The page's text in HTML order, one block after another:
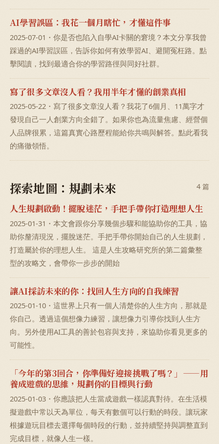
AI學習誤區：我花一個月瞎忙，才懂這件事
2025-07-01・你是否也陷入自學AI卡關的窘境？本文分享我曾
踩過的AI學習誤區，告訴你如何有效學習AI、避開冤枉路。點
擊閱讀，找到最適合你的學習路徑與同好社群。
寫了很多文章沒人看？我用半年才懂的創業真相
2025-05-22・寫了很多文章沒人看？我花了6個月、11萬字才
發現自己一人創業方向全錯了。如果你也為流量焦慮、經營個
人品牌很累，這篇真實心路歷程能給你共鳴與解答。點此看我
的痛徹領悟。
探索地圖：規劃未來 4 篇
人生規劃啟動！擺脫迷茫，手把手帶你打造理想人生
2025-01-31・本文會跟你分享幾個步驟和能協助你的工具，協
助你釐清現況，擺脫迷茫。手把手帶你開始自己的人生規劃，
打造屬於你的理想人生。 這是人生攻略研究所的第二篇彙整
型的攻略文，會帶你一步步的開始
讓AI採訪未來的你：找回人生方向的自我練習
2025-01-10・這世界上只有一個人清楚你的人生方向，那就是
你自己。透過這個想像力練習，讓想像力引導你找到人生方
向。另外使用AI工具的善於包容與支持，來協助你看見更多的
可能性。
「今年的第3回合，你準備好迎接挑戰了嗎？」——用
養成遊戲的思維，規劃你的目標與行動
2025-01-03・你應該把人生當成遊戲一樣認真對待。在生活模
擬遊戲中常以天為單位，每天有數個可以行動的時段。讓玩家
根據遊玩目標去選擇每個時段的行動，並持續堅持與調整直到
完成目標，就像人生一樣。